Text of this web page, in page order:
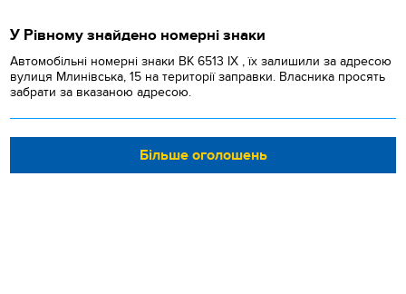
У Рівному знайдено номерні знаки
Автомобільні номерні знаки BK 6513 IX , їх залишили за адресою
вулиця Млинівська, 15 на території заправки. Власника просять
забрати за вказаною адресою.
Більше оголошень